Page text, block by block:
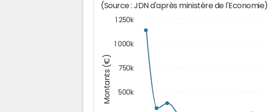
Montants (€)
(Source : JDN d'après ministère de l'Economie)
500k
750k
1 000k
1 250k